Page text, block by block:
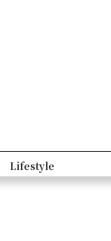
Lifestyle